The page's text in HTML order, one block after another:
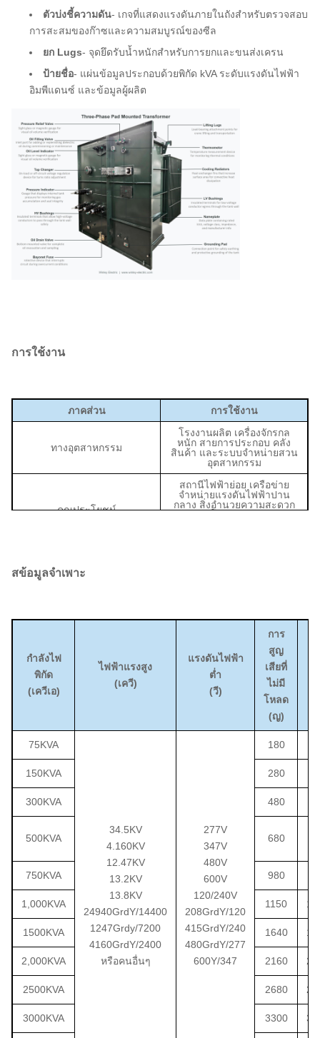
ตัวบ่งชี้ความดัน- เกจที่แสดงแรงดันภายในถังสำหรับตรวจสอบ
การสะสมของก๊าซและความสมบูรณ์ของซีล
ยก Lugs- จุดยึดรับน้ำหนักสำหรับการยกและขนส่งเครน
ป้ายชื่อ- แผ่นข้อมูลประกอบด้วยพิกัด kVA ระดับแรงดันไฟฟ้า
อิมพีแดนซ์ และข้อมูลผู้ผลิต
การใช้งาน
ภาคส่วน การใช้งาน
ทางอุตสาหกรรม
โรงงานผลิต เครื่องจักรกล
หนัก สายการประกอบ คลัง
สินค้า และระบบจำหน่ายสวน
อุตสาหกรรม
คุณประโยชน์
สถานีไฟฟ้าย่อย เครือข่าย
จำหน่ายแรงดันไฟฟ้าปาน
กลาง สิ่งอำนวยความสะดวก
ทางการค้า
สนามบิน ระบบรางรถไฟ โรง
บำบัดน้ำ โครงการเทศบาล
และสถานบริการสาธารณะ
สข้อมูลจำเพาะ
กำลังไฟ
พิกัด
(เควีเอ)
ไฟฟ้าแรงสูง
(เควี)
แรงดันไฟฟ้า
ต่ำ
(วี)
การ
สูญ
เสียที่
ไม่มี
โหลด
(ญ)
75KVA
34.5KV
4.160KV
12.47KV
13.2KV
13.8KV
24940GrdY/14400
1247Grdy/7200
4160GrdY/2400
หรือคนอื่นๆ
277V
347V
480V
600V
120/240V
208GrdY/120
415GrdY/240
480GrdY/277
600Y/347
180
150KVA 280
300KVA 480
500KVA 680
750KVA 980
1,000KVA 1150
1500KVA 1640
2,000KVA 2160
2500KVA 2680
3000KVA 3300